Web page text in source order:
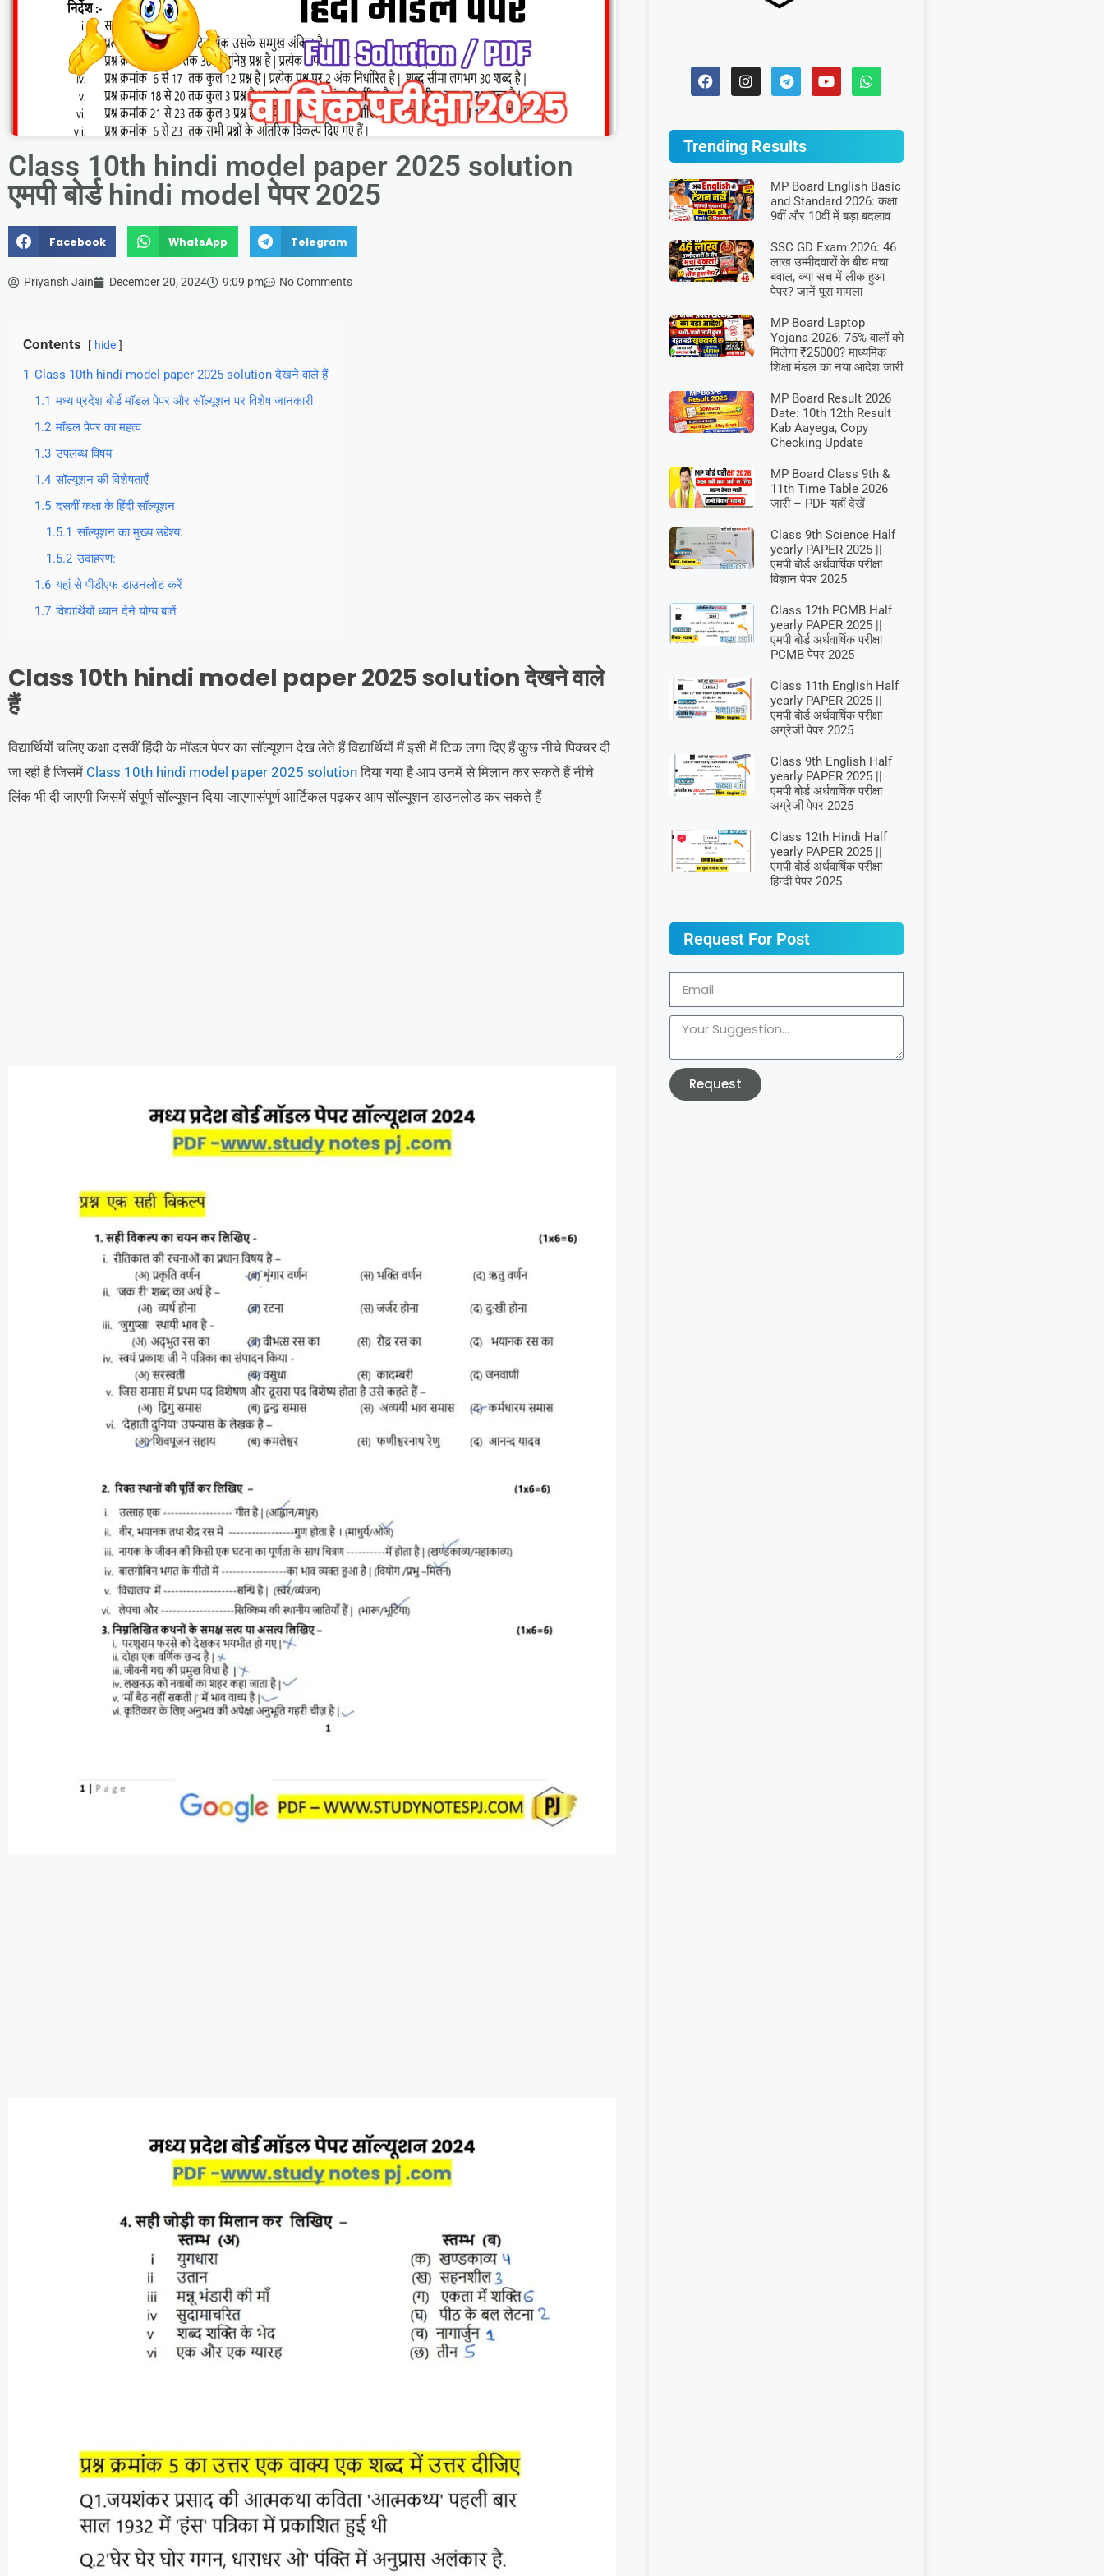
Class 10th hindi model paper 2025 solution
एमपी बोर्ड hindi model पेपर 2025
Facebook WhatsApp Telegram
Priyansh Jain December 20, 2024 9:09 pm No Comments
Contents hide
1 Class 10th hindi model paper 2025 solution देखने वाले हैं
1.1 मध्य प्रदेश बोर्ड मॉडल पेपर और सॉल्यूशन पर विशेष जानकारी
1.2 मॉडल पेपर का महत्व
1.3 उपलब्ध विषय
1.4 सॉल्यूशन की विशेषताएँ
1.5 दसवीं कक्षा के हिंदी सॉल्यूशन
1.5.1 सॉल्यूशन का मुख्य उद्देश्य:
1.5.2 उदाहरण:
1.6 यहां से पीडीएफ डाउनलोड करें
1.7 विद्यार्थियों ध्यान देने योग्य बातें
Class 10th hindi model paper 2025 solution देखने वाले
हैं
विद्यार्थियों चलिए कक्षा दसवीं हिंदी के मॉडल पेपर का सॉल्यूशन देख लेते हैं विद्यार्थियों मैं इसी में टिक लगा दिए हैं कुछ नीचे पिक्चर दी
जा रही है जिसमें Class 10th hindi model paper 2025 solutionदिया गया है आप उनमें से मिलान कर सकते हैं नीचे
लिंक भी दी जाएगी जिसमें संपूर्ण सॉल्यूशन दिया जाएगासंपूर्ण आर्टिकल पढ़कर आप सॉल्यूशन डाउनलोड कर सकते हैं
Trending Results
MP Board English Basic
and Standard 2026: कक्षा
9वीं और 10वीं में बड़ा बदलाव
SSC GD Exam 2026: 46
लाख उम्मीदवारों के बीच मचा
बवाल, क्या सच में लीक हुआ
पेपर? जानें पूरा मामला
MP Board Laptop
Yojana 2026: 75% वालों को
मिलेगा ₹25000? माध्यमिक
शिक्षा मंडल का नया आदेश जारी
MP Board Result 2026
Date: 10th 12th Result
Kab Aayega, Copy
Checking Update
MP Board Class 9th &
11th Time Table 2026
जारी – PDF यहाँ देखें
Class 9th Science Half
yearly PAPER 2025 ||
एमपी बोर्ड अर्धवार्षिक परीक्षा
विज्ञान पेपर 2025
Class 12th PCMB Half
yearly PAPER 2025 ||
एमपी बोर्ड अर्धवार्षिक परीक्षा
PCMB पेपर 2025
Class 11th English Half
yearly PAPER 2025 ||
एमपी बोर्ड अर्धवार्षिक परीक्षा
अग्रेजी पेपर 2025
Class 9th English Half
yearly PAPER 2025 ||
एमपी बोर्ड अर्धवार्षिक परीक्षा
अग्रेजी पेपर 2025
Class 12th Hindi Half
yearly PAPER 2025 ||
एमपी बोर्ड अर्धवार्षिक परीक्षा
हिन्दी पेपर 2025
Request For Post
Request